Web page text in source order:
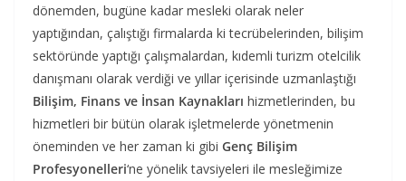
dönemden, bugüne kadar mesleki olarak neler
yaptığından, çalıştığı firmalarda ki tecrübelerinden, bilişim
sektöründe yaptığı çalışmalardan, kıdemli turizm otelcilik
danışmanı olarak verdiği ve yıllar içerisinde uzmanlaştığı
Bilişim, Finans ve İnsan Kaynakları hizmetlerinden, bu
hizmetleri bir bütün olarak işletmelerde yönetmenin
öneminden ve her zaman ki gibi Genç Bilişim
Profesyonelleri‘ne yönelik tavsiyeleri ile mesleğimize